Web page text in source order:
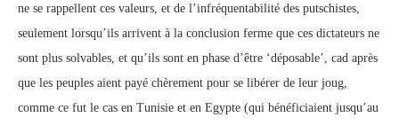
ne se rappellent ces valeurs, et de l’infréquentabilité des putschistes,
seulement lorsqu’ils arrivent à la conclusion ferme que ces dictateurs ne
sont plus solvables, et qu’ils sont en phase d’être ‘déposable’, cad après
que les peuples aient payé chèrement pour se libérer de leur joug,
comme ce fut le cas en Tunisie et en Egypte (qui bénéficiaient jusqu’au